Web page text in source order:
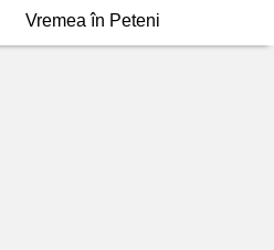
Vremea în Peteni